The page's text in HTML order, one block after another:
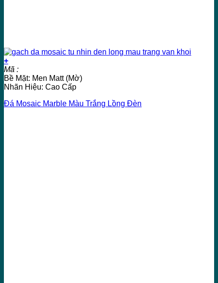
+
Mã :
Bề Mặt: Men Matt (Mờ)
Nhãn Hiệu: Cao Cấp
Đá Mosaic Marble Màu Trắng Lồng Đèn